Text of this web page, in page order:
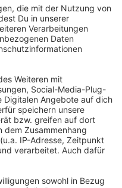
Essen mit
wird. Unten stehend